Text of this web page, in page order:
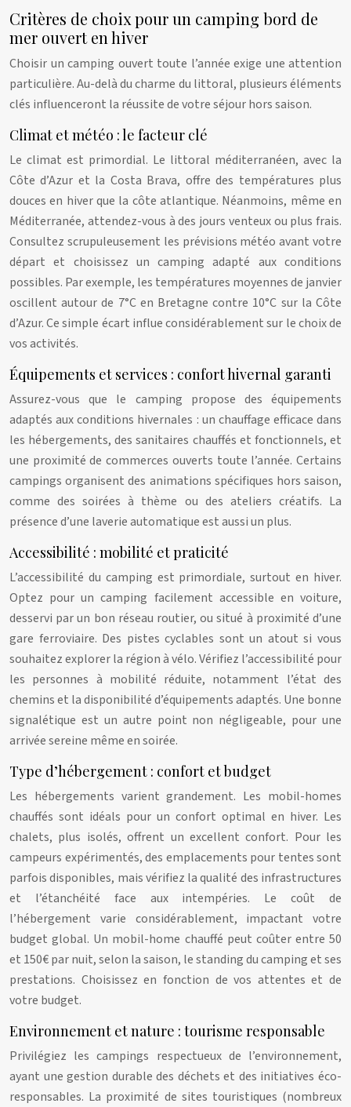
Critères de choix pour un camping bord de
mer ouvert en hiver
Choisir un camping ouvert toute l’année exige une attention
particulière. Au-delà du charme du littoral, plusieurs éléments
clés influenceront la réussite de votre séjour hors saison.
Climat et météo : le facteur clé
Le climat est primordial. Le littoral méditerranéen, avec la
Côte d’Azur et la Costa Brava, offre des températures plus
douces en hiver que la côte atlantique. Néanmoins, même en
Méditerranée, attendez-vous à des jours venteux ou plus frais.
Consultez scrupuleusement les prévisions météo avant votre
départ et choisissez un camping adapté aux conditions
possibles. Par exemple, les températures moyennes de janvier
oscillent autour de 7°C en Bretagne contre 10°C sur la Côte
d’Azur. Ce simple écart influe considérablement sur le choix de
vos activités.
Équipements et services : confort hivernal garanti
Assurez-vous que le camping propose des équipements
adaptés aux conditions hivernales : un chauffage efficace dans
les hébergements, des sanitaires chauffés et fonctionnels, et
une proximité de commerces ouverts toute l’année. Certains
campings organisent des animations spécifiques hors saison,
comme des soirées à thème ou des ateliers créatifs. La
présence d’une laverie automatique est aussi un plus.
Accessibilité : mobilité et praticité
L’accessibilité du camping est primordiale, surtout en hiver.
Optez pour un camping facilement accessible en voiture,
desservi par un bon réseau routier, ou situé à proximité d’une
gare ferroviaire. Des pistes cyclables sont un atout si vous
souhaitez explorer la région à vélo. Vérifiez l’accessibilité pour
les personnes à mobilité réduite, notamment l’état des
chemins et la disponibilité d’équipements adaptés. Une bonne
signalétique est un autre point non négligeable, pour une
arrivée sereine même en soirée.
Type d’hébergement : confort et budget
Les hébergements varient grandement. Les mobil-homes
chauffés sont idéals pour un confort optimal en hiver. Les
chalets, plus isolés, offrent un excellent confort. Pour les
campeurs expérimentés, des emplacements pour tentes sont
parfois disponibles, mais vérifiez la qualité des infrastructures
et l’étanchéité face aux intempéries. Le coût de
l’hébergement varie considérablement, impactant votre
budget global. Un mobil-home chauffé peut coûter entre 50
et 150€ par nuit, selon la saison, le standing du camping et ses
prestations. Choisissez en fonction de vos attentes et de
votre budget.
Environnement et nature : tourisme responsable
Privilégiez les campings respectueux de l’environnement,
ayant une gestion durable des déchets et des initiatives éco-
responsables. La proximité de sites touristiques (nombreux